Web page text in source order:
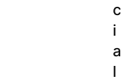
c
i
a
l